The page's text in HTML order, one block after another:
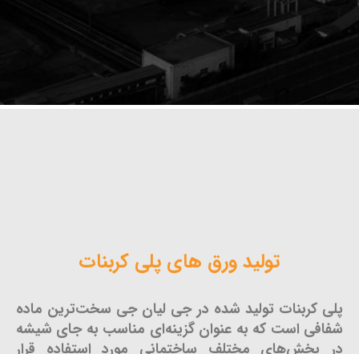
تولید ورق های پلی کربنات
پلی کربنات تولید شده در جی لیان جی سخت‌ترین ماده
شفافی است که به عنوان گزینه‌ای مناسب به جای شیشه
در بخش‌های مختلف ساختمانی مورد استفاده قرار